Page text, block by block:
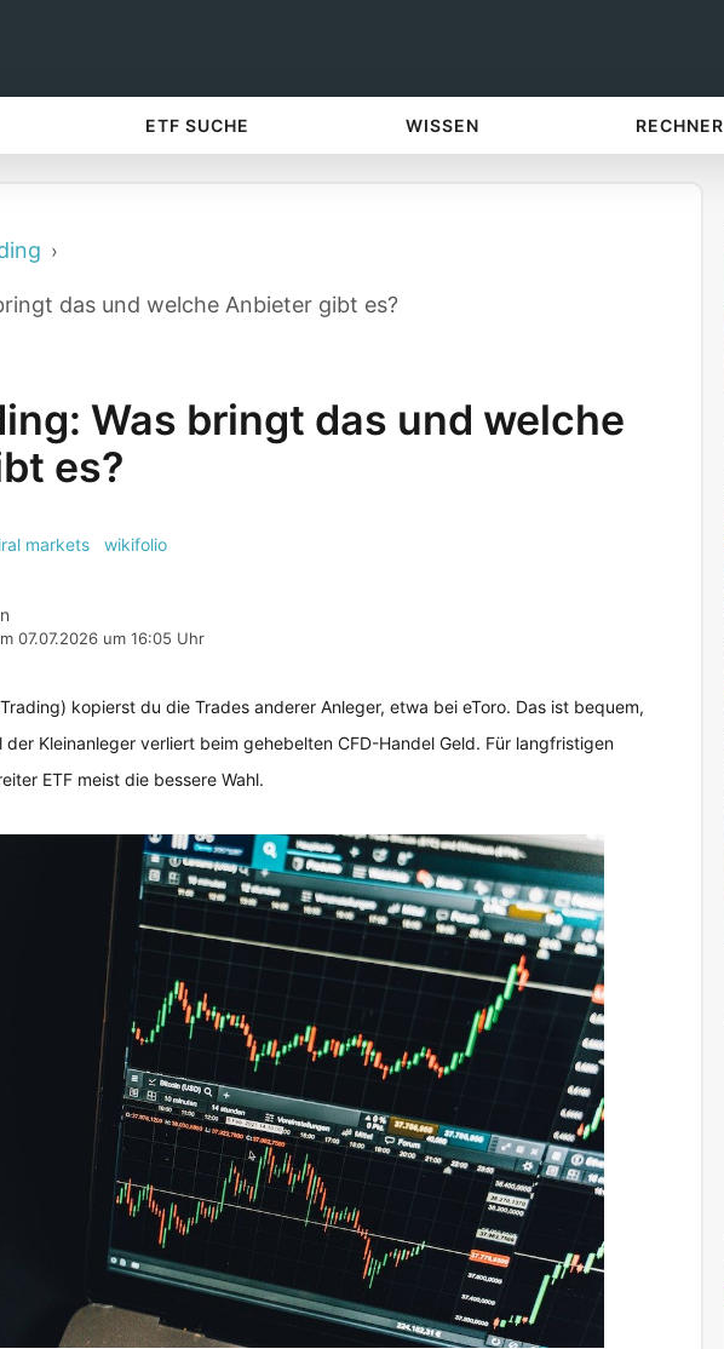
ETF SUCHE WISSEN RECHNER
das und welche Anbieter gibt es?
Was bringt das und welche
es?
markets wikifolio
07.07.2026 um 16:05 Uhr
kopierst du die Trades anderer Anleger, etwa bei eToro. Das ist bequem,
Kleinanleger verliert beim gehebelten CFD-Handel Geld. Für langfristigen
ETF meist die bessere Wahl.